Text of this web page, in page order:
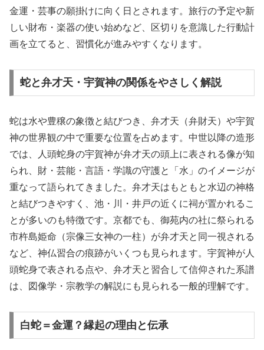
金運・芸事の願掛けに向く日とされます。旅行の予定や新
しい財布・楽器の使い始めなど、区切りを意識した行動計
画を立てると、習慣化が進みやすくなります。
蛇と弁才天・宇賀神の関係をやさしく解説
蛇は水や豊穣の象徴と結びつき、弁才天（弁財天）や宇賀
神の世界観の中で重要な位置を占めます。中世以降の造形
では、人頭蛇身の宇賀神が弁才天の頭上に表される像が知
られ、財・芸能・言語・学識の守護と「水」のイメージが
重なって語られてきました。弁才天はもともと水辺の神格
と結びつきやすく、池・川・井戸の近くに祠が置かれるこ
とが多いのも特徴です。京都でも、御苑内の社に祭られる
市杵島姫命（宗像三女神の一柱）が弁才天と同一視される
など、神仏習合の痕跡がいくつも見られます。宇賀神が人
頭蛇身で表される点や、弁才天と習合して信仰された系譜
は、図像学・宗教学の解説にも見られる一般的理解です。
白蛇＝金運？縁起の理由と伝承